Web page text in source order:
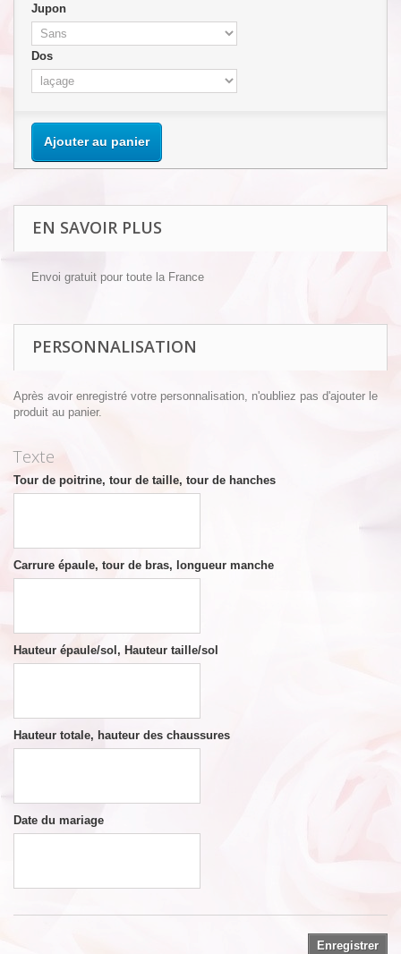
Jupon
Dos
Ajouter au panier
EN SAVOIR PLUS
Envoi gratuit pour toute la France
PERSONNALISATION
Après avoir enregistré votre personnalisation, n'oubliez pas d'ajouter le
produit au panier.
Texte
Tour de poitrine, tour de taille, tour de hanches
Carrure épaule, tour de bras, longueur manche
Hauteur épaule/sol, Hauteur taille/sol
Hauteur totale, hauteur des chaussures
Date du mariage
Enregistrer